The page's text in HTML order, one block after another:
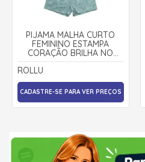
PIJAMA MALHA CURTO
FEMININO ESTAMPA
CORAÇÃO BRILHA NO
ESCURO 22194 - ROLLU
ROLLU
CADASTRE-SE PARA VER PREÇOS